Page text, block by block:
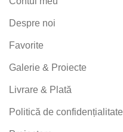
Despre noi
Favorite
Galerie & Proiecte
Livrare & Plată
Politică de confidențialitate